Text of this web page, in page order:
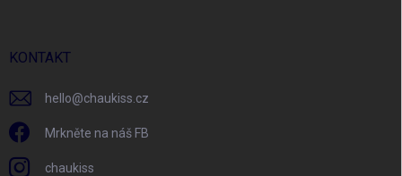
KONTAKT
hello@chaukiss.cz
Mrkněte na náš FB
chaukiss